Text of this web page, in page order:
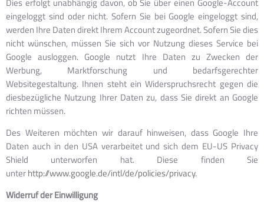
eingeloggt sind oder nicht. Sofern Sie bei Google eingeloggt sind,
werden Ihre Daten direkt Ihrem Account zugeordnet. Sofern Sie dies
nicht wünschen, müssen Sie sich vor Nutzung dieses Service bei
Google ausloggen. Google nutzt Ihre Daten zu Zwecken der
Werbung, Marktforschung und bedarfsgerechter
Websitegestaltung. Ihnen steht ein Widerspruchsrecht gegen die
diesbezügliche Nutzung Ihrer Daten zu, dass Sie direkt an Google
richten müssen.
Des Weiteren möchten wir darauf hinweisen, dass Google Ihre
Daten auch in den USA verarbeitet und sich dem EU-US Privacy
Shield unterworfen hat. Diese finden Sie
unterhttp://www.google.de/intl/de/policies/privacy.
Widerruf der Einwilligung